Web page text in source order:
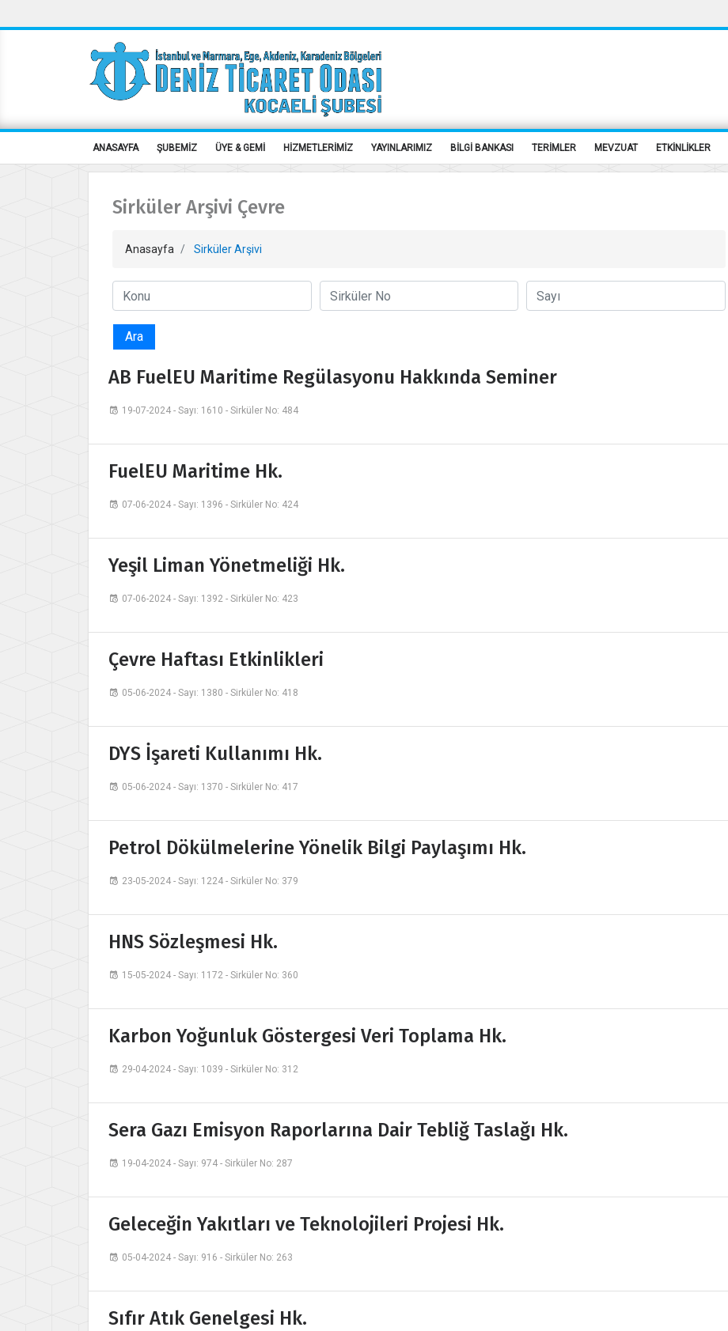
ANASAYFA ŞUBEMİZ ÜYE & GEMİ HİZMETLERİMİZ YAYINLARIMIZ BİLGİ BANKASI TERİMLER MEVZUAT ETKİNLİKLER
Sirküler Arşivi Çevre
Anasayfa Sirküler Arşivi
Ara
AB FuelEU Maritime Regülasyonu Hakkında Seminer
19-07-2024 - Sayı: 1610 - Sirküler No: 484
FuelEU Maritime Hk.
07-06-2024 - Sayı: 1396 - Sirküler No: 424
Yeşil Liman Yönetmeliği Hk.
07-06-2024 - Sayı: 1392 - Sirküler No: 423
Çevre Haftası Etkinlikleri
05-06-2024 - Sayı: 1380 - Sirküler No: 418
DYS İşareti Kullanımı Hk.
05-06-2024 - Sayı: 1370 - Sirküler No: 417
Petrol Dökülmelerine Yönelik Bilgi Paylaşımı Hk.
23-05-2024 - Sayı: 1224 - Sirküler No: 379
HNS Sözleşmesi Hk.
15-05-2024 - Sayı: 1172 - Sirküler No: 360
Karbon Yoğunluk Göstergesi Veri Toplama Hk.
29-04-2024 - Sayı: 1039 - Sirküler No: 312
Sera Gazı Emisyon Raporlarına Dair Tebliğ Taslağı Hk.
19-04-2024 - Sayı: 974 - Sirküler No: 287
Geleceğin Yakıtları ve Teknolojileri Projesi Hk.
05-04-2024 - Sayı: 916 - Sirküler No: 263
Sıfır Atık Genelgesi Hk.